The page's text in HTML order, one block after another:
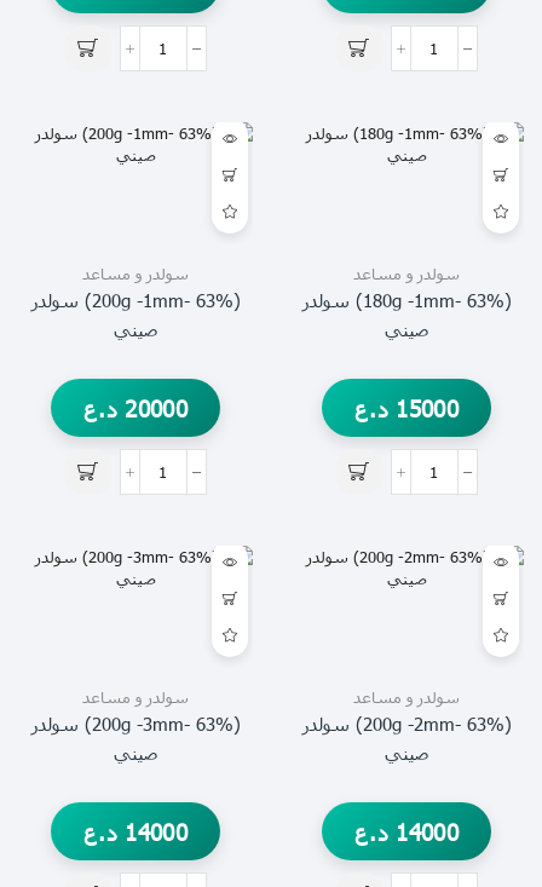
سولدر و مساعد
(63% -180g -1mm) سولدر
صيني
15000 د.ع
سولدر و مساعد
(63% -200g -1mm) سولدر
صيني
20000 د.ع
سولدر و مساعد
(63% -200g -2mm) سولدر
صيني
14000 د.ع
سولدر و مساعد
(63% -200g -3mm) سولدر
صيني
14000 د.ع